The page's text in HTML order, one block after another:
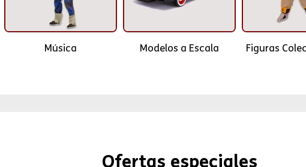
Música Modelos a Escala Figuras
Ofertas especiales